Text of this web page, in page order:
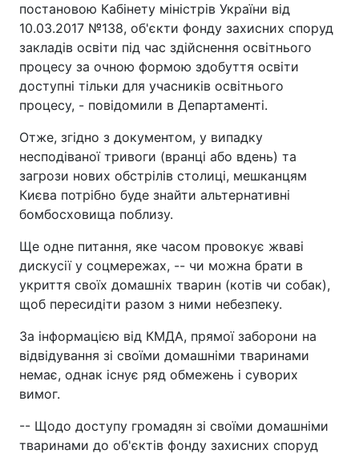
постановою Кабінету міністрів України від
10.03.2017 №138, об'єкти фонду захисних споруд
закладів освіти під час здійснення освітнього
процесу за очною формою здобуття освіти
доступні тільки для учасників освітнього
процесу, - повідомили в Департаменті.
Отже, згідно з документом, у випадку
несподіваної тривоги (вранці або вдень) та
загрози нових обстрілів столиці, мешканцям
Києва потрібно буде знайти альтернативні
бомбосховища поблизу.
Ще одне питання, яке часом провокує жваві
дискусії у соцмережах, -- чи можна брати в
укриття своїх домашніх тварин (котів чи собак),
щоб пересидіти разом з ними небезпеку.
За інформацією від КМДА, прямої заборони на
відвідування зі своїми домашніми тваринами
немає, однак існує ряд обмежень і суворих
вимог.
-- Щодо доступу громадян зі своїми домашніми
тваринами до об'єктів фонду захисних споруд